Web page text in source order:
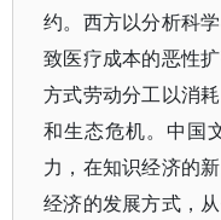
约。西方以分析科
致医疗成本的恶性
方式劳动分工以消
和生态危机。中国
力，在知识经济的
经济的发展方式，